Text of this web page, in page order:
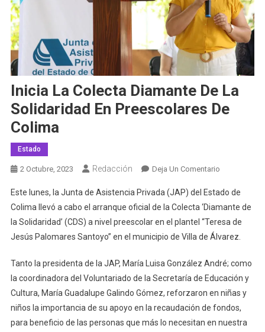
Inicia La Colecta Diamante De La
Solidaridad En Preescolares De
Colima
Estado
2 Octubre, 2023 Redacción Deja Un ComentarioEn
La
Colecta
Diamante
De
Solidaridad
En
Preescolares
De
Colima
Este lunes, la Junta de Asistencia Privada (JAP) del Estado de
Colima llevó a cabo el arranque oficial de la Colecta ‘Diamante de
la Solidaridad’ (CDS) a nivel preescolar en el plantel “Teresa de
Jesús Palomares Santoyo” en el municipio de Villa de Álvarez.
Tanto la presidenta de la JAP, María Luisa González André; como
la coordinadora del Voluntariado de la Secretaría de Educación y
Cultura, María Guadalupe Galindo Gómez, reforzaron en niñas y
niños la importancia de su apoyo en la recaudación de fondos,
para beneficio de las personas que más lo necesitan en nuestra